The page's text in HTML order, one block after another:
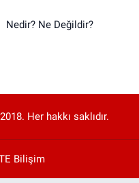
Nedir? Ne Değildir?
Her hakkı saklıdır.
Bilişim